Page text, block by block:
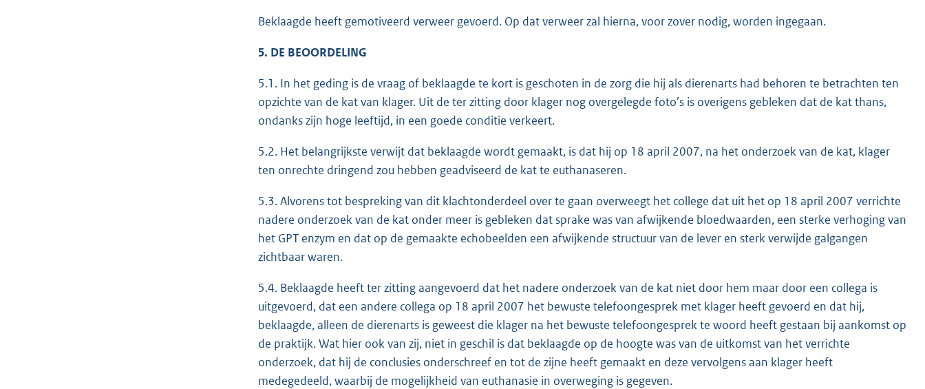
Beklaagde heeft gemotiveerd verweer gevoerd. Op dat verweer zal hierna, voor zover nodig, worden ingegaan.
5. DE BEOORDELING
5.1. In het geding is de vraag of beklaagde te kort is geschoten in de zorg die hij als dierenarts had behoren te betrachten ten
opzichte van de kat van klager. Uit de ter zitting door klager nog overgelegde foto’s is overigens gebleken dat de kat thans,
ondanks zijn hoge leeftijd, in een goede conditie verkeert.
5.2. Het belangrijkste verwijt dat beklaagde wordt gemaakt, is dat hij op 18 april 2007, na het onderzoek van de kat, klager
ten onrechte dringend zou hebben geadviseerd de kat te euthanaseren.
5.3. Alvorens tot bespreking van dit klachtonderdeel over te gaan overweegt het college dat uit het op 18 april 2007 verrichte
nadere onderzoek van de kat onder meer is gebleken dat sprake was van afwijkende bloedwaarden, een sterke verhoging van
het GPT enzym en dat op de gemaakte echobeelden een afwijkende structuur van de lever en sterk verwijde galgangen
zichtbaar waren.
5.4. Beklaagde heeft ter zitting aangevoerd dat het nadere onderzoek van de kat niet door hem maar door een collega is
uitgevoerd, dat een andere collega op 18 april 2007 het bewuste telefoongesprek met klager heeft gevoerd en dat hij,
beklaagde, alleen de dierenarts is geweest die klager na het bewuste telefoongesprek te woord heeft gestaan bij aankomst op
de praktijk. Wat hier ook van zij, niet in geschil is dat beklaagde op de hoogte was van de uitkomst van het verrichte
onderzoek, dat hij de conclusies onderschreef en tot de zijne heeft gemaakt en deze vervolgens aan klager heeft
medegedeeld, waarbij de mogelijkheid van euthanasie in overweging is gegeven.